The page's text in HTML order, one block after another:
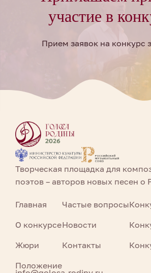
участие в
Прием заявок на конкурс
Творческая площадка для
поэтов – авторов новых песен о
Главная
О конкурсе
Жюри
Положение
Частые вопросы
Новости
Контакты